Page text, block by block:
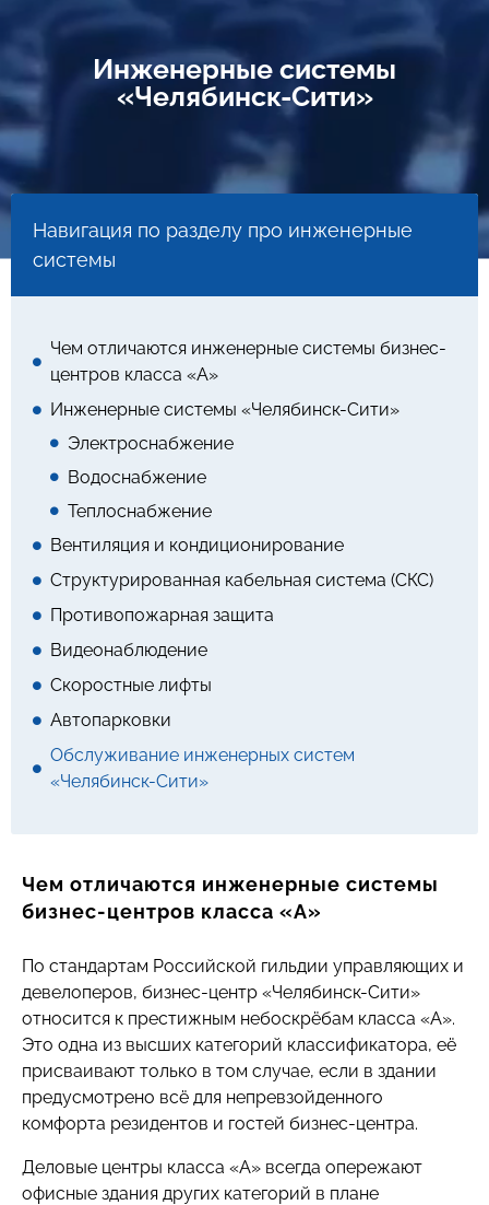
Инженерные системы
«Челябинск-Сити»
Навигация по разделу про инженерные
системы
Чем отличаются инженерные системы бизнес-
центров класса «А»
Инженерные системы «Челябинск-Сити»
Электроснабжение
Водоснабжение
Теплоснабжение
Вентиляция и кондиционирование
Структурированная кабельная система (СКС)
Противопожарная защита
Видеонаблюдение
Скоростные лифты
Автопарковки
Обслуживание инженерных систем
«Челябинск-Сити»
Чем отличаются инженерные системы
бизнес-центров класса «А»
По стандартам Российской гильдии управляющих и
девелоперов, бизнес-центр «Челябинск-Сити»
относится к престижным небоскрёбам класса «А».
Это одна из высших категорий классификатора, её
присваивают только в том случае, если в здании
предусмотрено всё для непревзойденного
комфорта резидентов и гостей бизнес-центра.
Деловые центры класса «А» всегда опережают
офисные здания других категорий в плане